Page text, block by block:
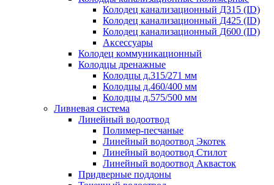
Колодец канализационный Д315 (ID)
Колодец канализационный Д425 (ID)
Колодец канализационный Д600 (ID)
Аксессуары
Колодец коммуникационный
Колодцы дренажные
Колодцы д.315/271 мм
Колодцы д.460/400 мм
Колодцы д.575/500 мм
Ливневая система
Линейный водоотвод
Полимер-песчаные
Линейный водоотвод Экотек
Линейный водоотвод Стилот
Линейный водоотвод Аквасток
Придверные поддоны